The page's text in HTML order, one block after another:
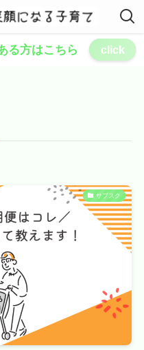
る方はこちら click
サブスク